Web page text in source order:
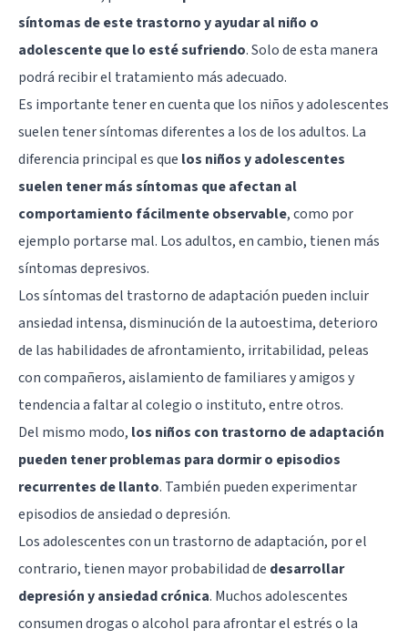
síntomas de este trastorno y ayudar al niño o
adolescente que lo esté sufriendo. Solo de esta manera
podrá recibir el tratamiento más adecuado.
Es importante tener en cuenta que los niños y adolescentes
suelen tener síntomas diferentes a los de los adultos. La
diferencia principal es que los niños y adolescentes
suelen tener más síntomas que afectan al
comportamiento fácilmente observable, como por
ejemplo portarse mal. Los adultos, en cambio, tienen más
síntomasdepresivos.
Los síntomas del trastorno de adaptación pueden incluir
ansiedad intensa, disminución de laautoestima, deterioro
de las habilidades de afrontamiento, irritabilidad, peleas
con compañeros, aislamiento de familiares y amigos y
tendencia a faltar al colegio o instituto, entre otros.
Del mismo modo, los niños con trastorno de adaptación
pueden tener problemas para dormir o episodios
recurrentes de llanto. También pueden experimentar
episodios de ansiedad o depresión.
Los adolescentes con un trastorno de adaptación, por el
contrario, tienen mayor probabilidad de desarrollar
depresión y ansiedad crónica. Muchos adolescentes
consumendrogaso alcohol para afrontar el estrés o la